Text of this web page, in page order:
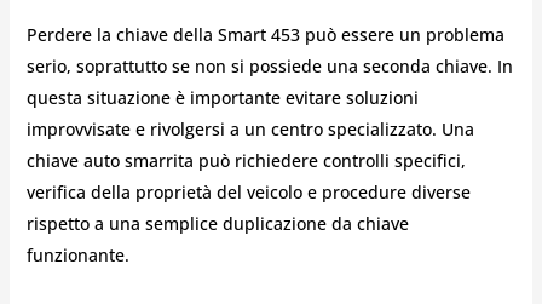
Perdere la chiave della Smart 453 può essere un problema
serio, soprattutto se non si possiede una seconda chiave. In
questa situazione è importante evitare soluzioni
improvvisate e rivolgersi a un centro specializzato. Una
chiave auto smarrita può richiedere controlli specifici,
verifica della proprietà del veicolo e procedure diverse
rispetto a una semplice duplicazione da chiave
funzionante.